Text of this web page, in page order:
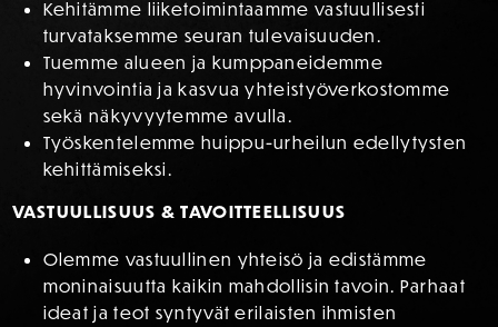
Kehitämme liiketoimintaamme vastuullisesti
turvataksemme seuran tulevaisuuden.
Tuemme alueen ja kumppaneidemme
hyvinvointia ja kasvua yhteistyöverkostomme
sekä näkyvyytemme avulla.
Työskentelemme huippu-urheilun edellytysten
kehittämiseksi.
VASTUULLISUUS & TAVOITTEELLISUUS
Olemme vastuullinen yhteisö ja edistämme
moninaisuutta kaikin mahdollisin tavoin. Parhaat
ideat ja teot syntyvät erilaisten ihmisten